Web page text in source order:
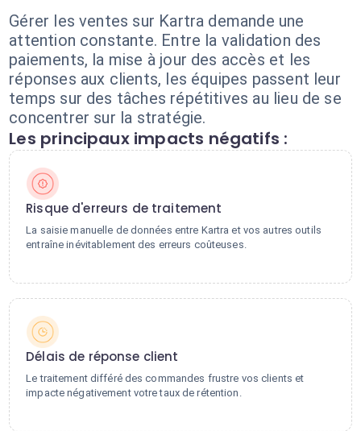
Gérer les ventes sur Kartra demande une
attention constante. Entre la validation des
paiements, la mise à jour des accès et les
réponses aux clients, les équipes passent leur
temps sur des tâches répétitives au lieu de se
concentrer sur la stratégie.
Les principaux impacts négatifs :
Risque d'erreurs de traitement
La saisie manuelle de données entre Kartra et vos autres outils
entraîne inévitablement des erreurs coûteuses.
Délais de réponse client
Le traitement différé des commandes frustre vos clients et
impacte négativement votre taux de rétention.